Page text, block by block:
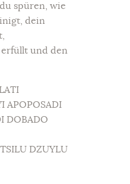
spüren, wie
dein
erfüllt und den
APOPOSADI
DOBADO
DZUYLU